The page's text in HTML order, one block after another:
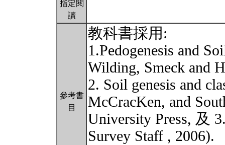
指定閱
讀
參考書
目
教科書採用:
1.Pedogenesis and
Wilding, Smeck and
2. Soil genesis and
McCracKen, and
University Press, 及
Survey Staff , 2006).